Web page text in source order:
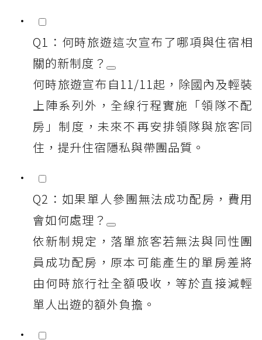
Q1：何時旅遊這次宣布了哪項與住宿相
關的新制度？
何時旅遊宣布自11/11起，除國內及輕裝
上陣系列外，全線行程實施「領隊不配
房」制度，未來不再安排領隊與旅客同
住，提升住宿隱私與帶團品質。
Q2：如果單人參團無法成功配房，費用
會如何處理？
依新制規定，落單旅客若無法與同性團
員成功配房，原本可能產生的單房差將
由何時旅行社全額吸收，等於直接減輕
單人出遊的額外負擔。